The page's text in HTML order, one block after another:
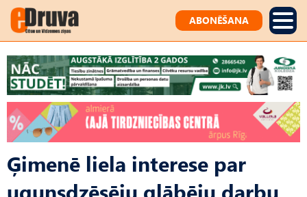
ABONĒŠANA
Ģimenē liela interese par
ugunsdzēsēju glābēju darbu